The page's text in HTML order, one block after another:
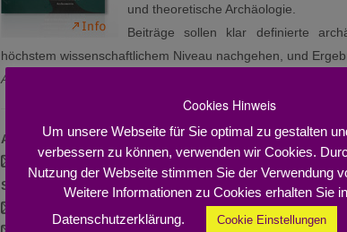
und theoretische Archäologie.
Beiträge sollen klar definierte
höchstem wissenschaftlichem Niveau nachgehen, und
Archaeometry
Allgemeine Fragen bzgl. der Abonnements richten Sie
Spezifisch zu den Zeitschriften bitte per email an:
Cookies Hinweis
Um unsere Webseite für Sie optimal zu gestalten
verbessern zu können, verwenden wir Cookies.
Nutzung der Webseite stimmen Sie der Verwendung
Weitere Informationen zu Cookies erhalten Sie
Datenschutzerklärung.
Cookie Einstellungen